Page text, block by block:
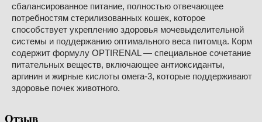
сбалансированное питание, полностью отвечающее
потребностям стерилизованных кошек, которое
способствует укреплению здоровья мочевыделительной
системы и поддержанию оптимального веса питомца. Корм
содержит формулу OPTIRENAL — специальное сочетание
питательных веществ, включающее антиоксиданты,
аргинин и жирные кислоты омега-3, которые поддерживают
здоровье почек животного.
Отзыв